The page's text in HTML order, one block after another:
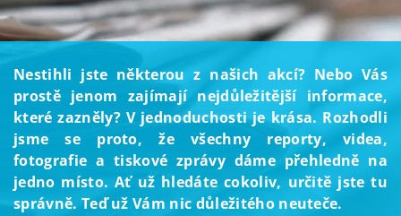
Nestihli jste některou z našich akcí? Nebo Vás
prostě jenom zajímají nejdůležitější informace,
které zazněly? V jednoduchosti je krása. Rozhodli
jsme se proto, že všechny reporty, videa,
fotografie a tiskové zprávy dáme přehledně na
jedno místo. Ať už hledáte cokoliv, určitě jste tu
správně. Teď už Vám nic důležitého neuteče.